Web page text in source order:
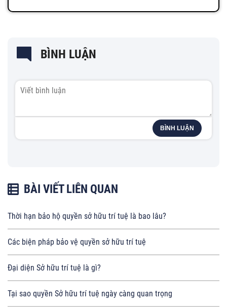
BÌNH LUẬN
BÌNH LUẬN
BÀI VIẾT LIÊN QUAN
Thời hạn bảo hộ quyền sở hữu trí tuệ là bao lâu?
Các biện pháp bảo vệ quyền sở hữu trí tuệ
Đại diện Sở hữu trí tuệ là gì?
Tại sao quyền Sở hữu trí tuệ ngày càng quan trọng